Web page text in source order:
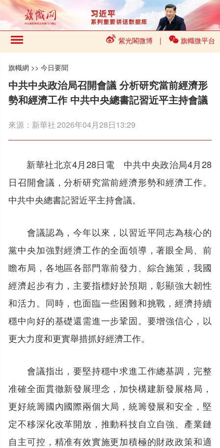
紫光閣微博 | 旗幟微平台
旗幟網 >>今日要聞
中共中央政治局召開會議 分析研究當前經濟形
勢和經濟工作 中共中央總書記習近平主持會議
來源： 新華社2026年04月28日13:29
新華社北京4月28日電 中共中央政治局4月28
日召開會議，分析研究當前經濟形勢和經濟工作。
中共中央總書記習近平主持會議。
會議認為，今年以來，以習近平同志為核心的
黨中央加強對經濟工作的全面領導，著眼全局、前
瞻布局，各地區各部門靠前發力、綜合施策，我國
經濟起步有力，主要指標好於預期，彰顯強大韌性
和活力。同時，也面臨一些困難和挑戰，經濟持續
穩中向好的基礎還需進一步鞏固。要增強信心，以
更大力度和更實舉措抓好經濟工作。
會議指出，要堅持穩中求進工作總基調，完整
准確全面貫徹新發展理念，加快構建新發展格局，
更好統籌國內國際兩個大局，統籌發展和安全，堅
定不移深化改革開放，推動科技自立自強、產業鏈
自主可控，精准有效實施更加積極的財政政策和適